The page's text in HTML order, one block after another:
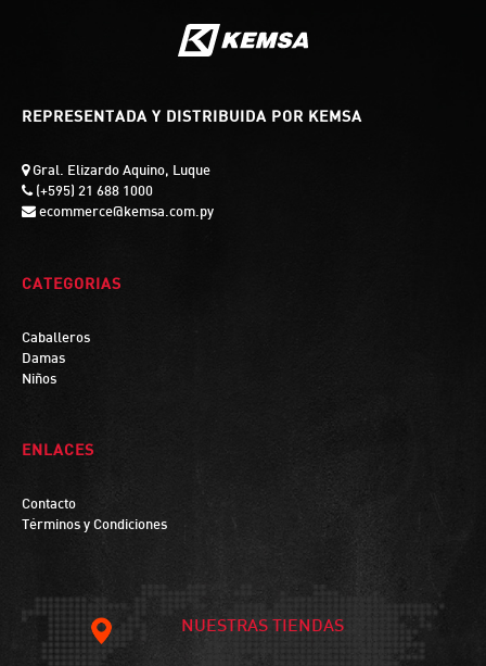
REPRESENTADA Y DISTRIBUIDA POR KEMSA
Gral. Elizardo Aquino, Luque
(+595) 21 688 1000
ecommerce@kemsa.com.py
CATEGORIAS
Caballeros
Damas
Niños
ENLACES
Contacto
Términos y Condiciones
NUESTRAS TIENDAS